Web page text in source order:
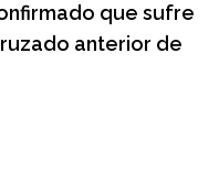
que sufre
anterior de